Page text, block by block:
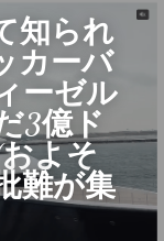
知られ
カーバ
ーゼル
3億ド
よそ
難が集